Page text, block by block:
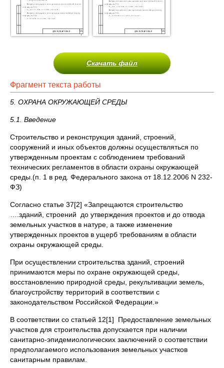
Скачать файл
Фрагмент текста работы
5. ОХРАНА ОКРУЖАЮЩЕЙ СРЕДЫ
5.1. Введение
Строительство и реконструкция зданий, строений,
сооружений и иных объектов должны осуществляться по
утвержденным проектам с соблюдением требований
технических регламентов в области охраны окружающей
среды.(п. 1 в ред. Федерального закона от 18.12.2006 N 232-
ФЗ)
Согласно статье 37[2] «Запрещаются строительство
….зданий, строений до утверждения проектов и до отвода
земельных участков в натуре, а также изменение
утвержденных проектов в ущерб требованиям в области
охраны окружающей среды.
При осуществлении строительства зданий, строений
принимаются меры по охране окружающей среды,
восстановлению природной среды, рекультивации земель,
благоустройству территорий в соответствии с
законодательством Российской Федерации.»
В соответствии со статьей 12[1] Предоставление земельных
участков для строительства допускается при наличии
санитарно-эпидемиологических заключений о соответствии
предполагаемого использования земельных участков
санитарным правилам.